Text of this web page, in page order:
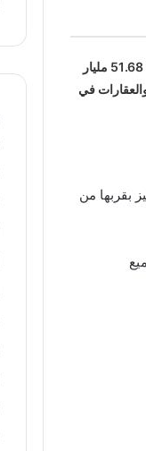
القمة العالمية للاستثمار: 51.68 مليار
في
بقربها من